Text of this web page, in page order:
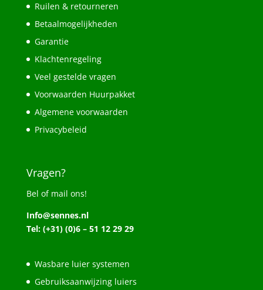
Ruilen & retourneren
Betaalmogelijkheden
Garantie
Klachtenregeling
Veel gestelde vragen
Voorwaarden Huurpakket
Algemene voorwaarden
Privacybeleid
Vragen?
Bel of mail ons!
Info@sennes.nl
Tel: (+31) (0)6 – 51 12 29 29
Wasbare luier systemen
Gebruiksaanwijzing luiers